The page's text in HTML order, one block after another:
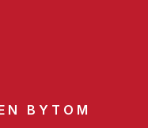
BYTOM